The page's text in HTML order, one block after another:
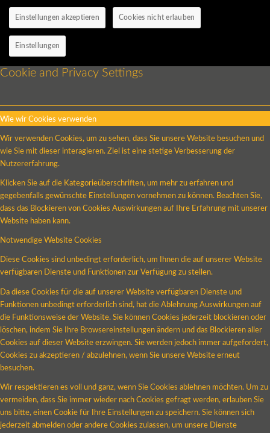
Einstellungen akzeptieren Cookies nicht erlauben
Einstellungen
Cookie and Privacy Settings
Wie wir Cookies verwenden
Wir verwenden Cookies, um zu sehen, dass Sie unsere Website besuchen und
wie Sie mit dieser interagieren. Ziel ist eine stetige Verbesserung der
Nutzererfahrung.
Klicken Sie auf die Kategorieüberschriften, um mehr zu erfahren und
gegebenfalls gewünschte Einstellungen vornehmen zu können. Beachten Sie,
dass das Blockieren von Cookies Auswirkungen auf Ihre Erfahrung mit unserer
Website haben kann.
Notwendige Website Cookies
Diese Cookies sind unbedingt erforderlich, um Ihnen die auf unserer Website
verfügbaren Dienste und Funktionen zur Verfügung zu stellen.
Da diese Cookies für die auf unserer Website verfügbaren Dienste und
Funktionen unbedingt erforderlich sind, hat die Ablehnung Auswirkungen auf
die Funktionsweise der Website. Sie können Cookies jederzeit blockieren oder
löschen, indem Sie Ihre Browsereinstellungen ändern und das Blockieren aller
Cookies auf dieser Website erzwingen. Sie werden jedoch immer aufgefordert,
Cookies zu akzeptieren / abzulehnen, wenn Sie unsere Website erneut
besuchen.
Wir respektieren es voll und ganz, wenn Sie Cookies ablehnen möchten. Um zu
vermeiden, dass Sie immer wieder nach Cookies gefragt werden, erlauben Sie
uns bitte, einen Cookie für Ihre Einstellungen zu speichern. Sie können sich
jederzeit abmelden oder andere Cookies zulassen, um unsere Dienste